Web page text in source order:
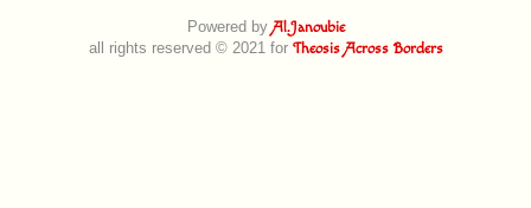
Powered by Al.Janoubie
all rights reserved © 2021 for Theosis Across Borders